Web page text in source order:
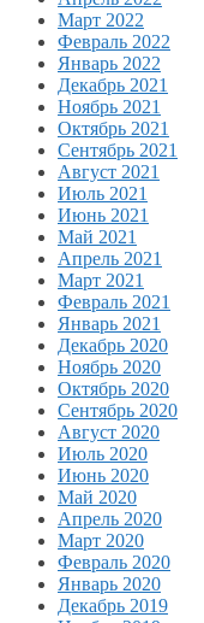
Март 2022
Февраль 2022
Январь 2022
Декабрь 2021
Ноябрь 2021
Октябрь 2021
Сентябрь 2021
Август 2021
Июль 2021
Июнь 2021
Май 2021
Апрель 2021
Март 2021
Февраль 2021
Январь 2021
Декабрь 2020
Ноябрь 2020
Октябрь 2020
Сентябрь 2020
Август 2020
Июль 2020
Июнь 2020
Май 2020
Апрель 2020
Март 2020
Февраль 2020
Январь 2020
Декабрь 2019